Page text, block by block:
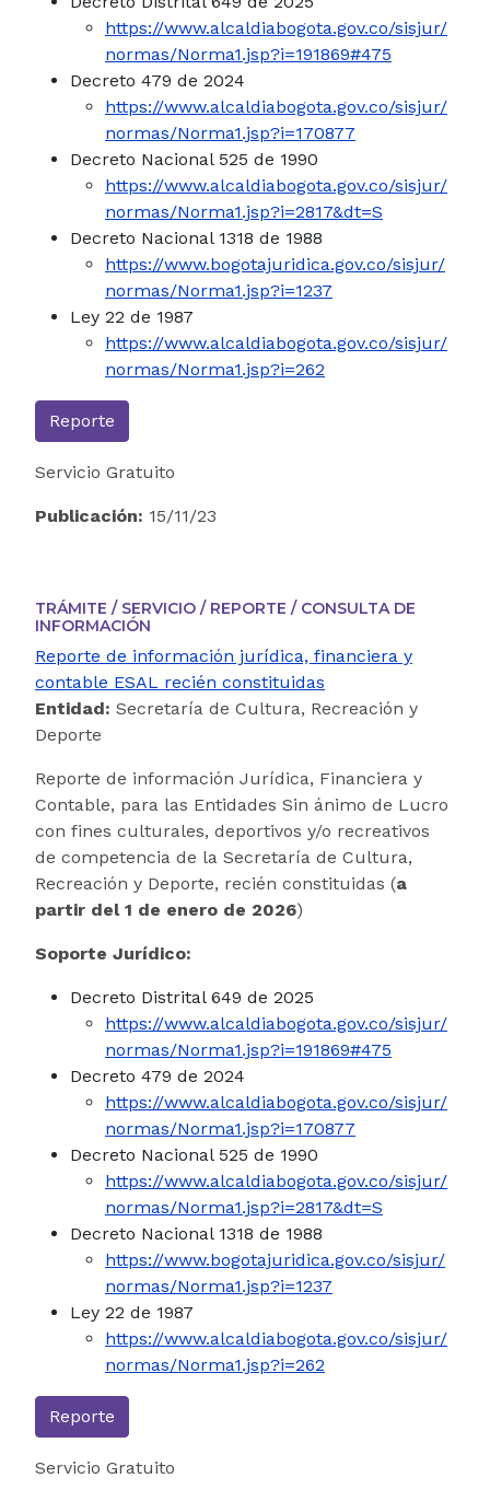
https://www.alcaldiabogota.gov.co/sisjur/
normas/Norma1.jsp?i=191869#475
Decreto 479 de 2024
https://www.alcaldiabogota.gov.co/sisjur/
normas/Norma1.jsp?i=170877
Decreto Nacional 525 de 1990
https://www.alcaldiabogota.gov.co/sisjur/
normas/Norma1.jsp?i=2817&dt=S
Decreto Nacional 1318 de 1988
https://www.bogotajuridica.gov.co/sisjur/
normas/Norma1.jsp?i=1237
Ley 22 de 1987
https://www.alcaldiabogota.gov.co/sisjur/
normas/Norma1.jsp?i=262
Reporte
Servicio Gratuito
Publicación: 15/11/23
TRÁMITE / SERVICIO / REPORTE / CONSULTA DE
INFORMACIÓN
Reporte de información jurídica, financiera y
contable ESAL recién constituidas
Entidad: Secretaría de Cultura, Recreación y
Deporte
Reporte de información Jurídica, Financiera y
Contable, para las Entidades Sin ánimo de Lucro
con fines culturales, deportivos y/o recreativos
de competencia de la Secretaría de Cultura,
Recreación y Deporte, recién constituidas (a
partir del 1 de enero de 2026)
Soporte Jurídico:
Decreto Distrital 649 de 2025
https://www.alcaldiabogota.gov.co/sisjur/
normas/Norma1.jsp?i=191869#475
Decreto 479 de 2024
https://www.alcaldiabogota.gov.co/sisjur/
normas/Norma1.jsp?i=170877
Decreto Nacional 525 de 1990
https://www.alcaldiabogota.gov.co/sisjur/
normas/Norma1.jsp?i=2817&dt=S
Decreto Nacional 1318 de 1988
https://www.bogotajuridica.gov.co/sisjur/
normas/Norma1.jsp?i=1237
Ley 22 de 1987
https://www.alcaldiabogota.gov.co/sisjur/
normas/Norma1.jsp?i=262
Reporte
Servicio Gratuito